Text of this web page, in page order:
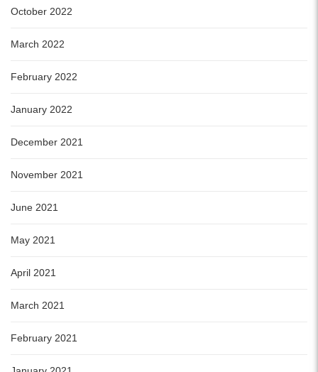
October 2022
March 2022
February 2022
January 2022
December 2021
November 2021
June 2021
May 2021
April 2021
March 2021
February 2021